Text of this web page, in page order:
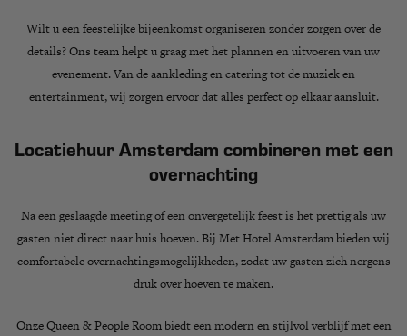
Wilt u een feestelijke bijeenkomst organiseren zonder zorgen over de
details? Ons team helpt u graag met het plannen en uitvoeren van uw
evenement.Van de aankleding en catering tot de muziek en
entertainment, wij zorgen ervoor dat alles perfect op elkaar aansluit.
Locatiehuur Amsterdam combineren met een
overnachting
Na een geslaagde meeting of een onvergetelijk feest is het prettig als uw
gasten niet direct naar huis hoeven. Bij Met Hotel Amsterdam bieden wij
comfortabele overnachtingsmogelijkheden, zodat uw gasten zich nergens
druk over hoeven te maken.
OnzeQueen & People Roombiedt een modern en stijlvol verblijf met een